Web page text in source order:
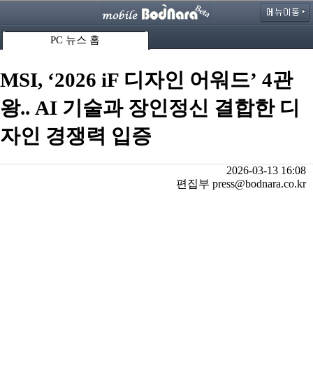
PC 뉴스 홈
MSI, ‘2026 iF 디자인 어워드’ 4관
왕.. AI 기술과 장인정신 결합한 디
자인 경쟁력 입증
2026-03-13 16:08
편집부 press@bodnara.co.kr